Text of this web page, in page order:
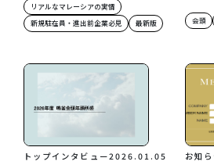
リアルなマレーシアの実情
新規駐在員・進出前企業必見
最新版 会頭
トップインタビュー2026.01.05 お知